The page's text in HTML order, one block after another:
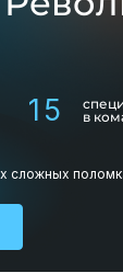
15
в
сложных